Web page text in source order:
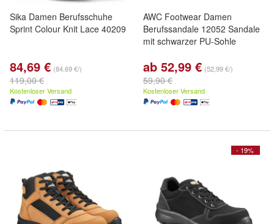
Sika Damen Berufsschuhe
Sprint Colour Knit Lace 40209
84,69 € (84,69 €/)
119,00 €
Kostenloser Versand
AWC Footwear Damen
Berufssandale 12052 Sandale
mit schwarzer PU-Sohle
ab 52,99 € (52,99 €/)
59,90 €
Kostenloser Versand
- 19%